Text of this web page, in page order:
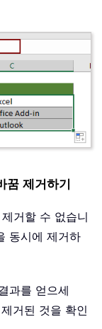
꿈 제거하기
거할 수 없습니
동시에 제거하
과를 얻으세
거된 것을 확인